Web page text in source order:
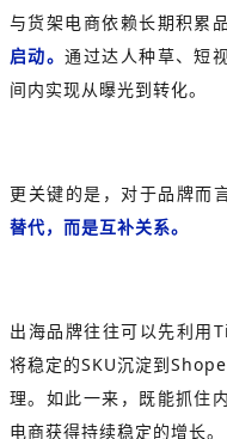
与货架电商依赖长期积累
启动。通过达人种草、短
间内实现从曝光到转化。
更关键的是，对于品牌而
替代，而是互补关系。
出海品牌往往可以先利用
将稳定的SKU沉淀到
理。如此一来，既能抓住
电商获得持续稳定的增长。